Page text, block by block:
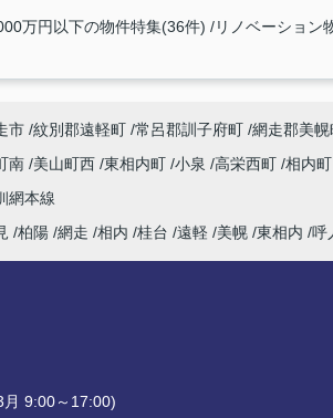
万円以下の物件特集(36件) リノベーション
市 紋別郡遠軽町 常呂郡訓子府町 網走郡美幌
南 美山町西 東相内町 小泉 高栄西町 相内町
網本線
柏陽 網走 相内 桂台 遠軽 美幌 東相内 呼
9:00～17:00)